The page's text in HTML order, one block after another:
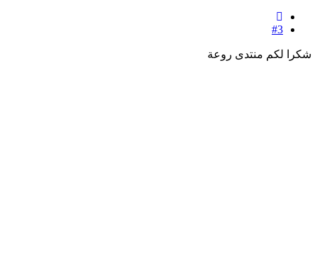
#3
شكرا لكم منتدى روعة